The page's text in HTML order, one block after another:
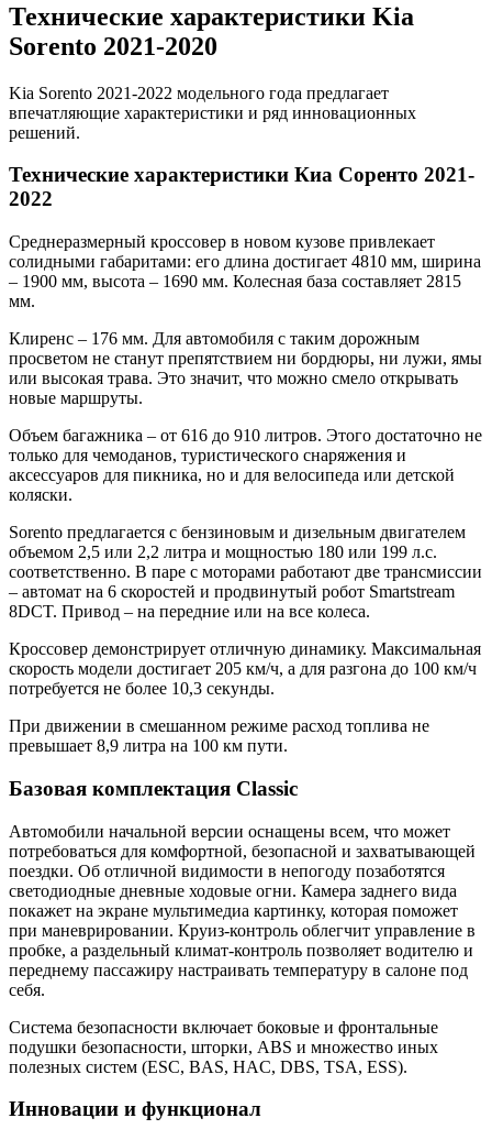
Технические характеристики Kia
Sorento 2021-2020
Kia Sorento 2021-2022 модельного года предлагает
впечатляющие характеристики и ряд инновационных
решений.
Технические характеристики Киа Соренто 2021-
2022
Среднеразмерный кроссовер в новом кузове привлекает
солидными габаритами: его длина достигает 4810 мм, ширина
– 1900 мм, высота – 1690 мм. Колесная база составляет 2815
мм.
Клиренс – 176 мм. Для автомобиля с таким дорожным
просветом не станут препятствием ни бордюры, ни лужи, ямы
или высокая трава. Это значит, что можно смело открывать
новые маршруты.
Объем багажника – от 616 до 910 литров. Этого достаточно не
только для чемоданов, туристического снаряжения и
аксессуаров для пикника, но и для велосипеда или детской
коляски.
Sorento предлагается с бензиновым и дизельным двигателем
объемом 2,5 или 2,2 литра и мощностью 180 или 199 л.с.
соответственно. В паре с моторами работают две трансмиссии
– автомат на 6 скоростей и продвинутый робот Smartstream
8DCT. Привод – на передние или на все колеса.
Кроссовер демонстрирует отличную динамику. Максимальная
скорость модели достигает 205 км/ч, а для разгона до 100 км/ч
потребуется не более 10,3 секунды.
При движении в смешанном режиме расход топлива не
превышает 8,9 литра на 100 км пути.
Базовая комплектация Classic
Автомобили начальной версии оснащены всем, что может
потребоваться для комфортной, безопасной и захватывающей
поездки. Об отличной видимости в непогоду позаботятся
светодиодные дневные ходовые огни. Камера заднего вида
покажет на экране мультимедиа картинку, которая поможет
при маневрировании. Круиз-контроль облегчит управление в
пробке, а раздельный климат-контроль позволяет водителю и
переднему пассажиру настраивать температуру в салоне под
себя.
Система безопасности включает боковые и фронтальные
подушки безопасности, шторки, ABS и множество иных
полезных систем (ESC, BAS, HAC, DBS, TSA, ESS).
Инновации и функционал